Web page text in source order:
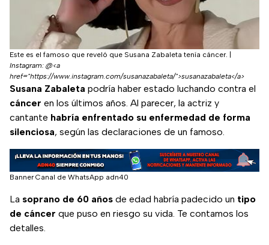
Este es el famoso que reveló que Susana Zabaleta tenía cáncer.
Instagram: @<a
href="https://www.instagram.com/susanazabaleta/">susanazabaleta</a>
Susana Zabaleta podría haber estado luchando contra el
cáncer en los últimos años. Al parecer, la actriz y
cantante habría enfrentado su enfermedad de forma
silenciosa, según las declaraciones de un famoso.
Banner Canal de WhatsApp adn40
La soprano de 60 años de edad habría padecido un tipo
de cáncer que puso en riesgo su vida. Te contamos los
detalles.